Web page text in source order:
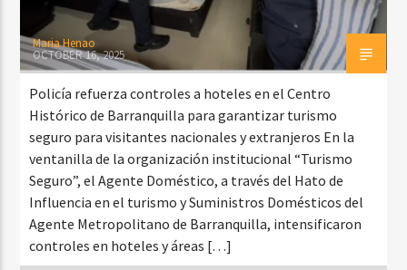
Maria Henao
OCTOBER 16, 2025
Policía refuerza controles a hoteles en el Centro
Histórico de Barranquilla para garantizar turismo
seguro para visitantes nacionales y extranjeros En la
ventanilla de la organización institucional “Turismo
Seguro”, el Agente Doméstico, a través del Hato de
Influencia en el turismo y Suministros Domésticos del
Agente Metropolitano de Barranquilla, intensificaron
controles en hoteles y áreas […]